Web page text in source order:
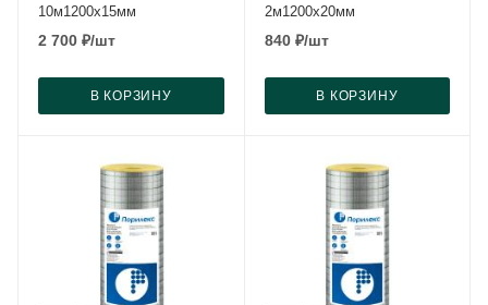
10м1200x15мм
2 700 ₽/шт
В КОРЗИНУ
2м1200x20мм
840₽/шт
В КОРЗИНУ